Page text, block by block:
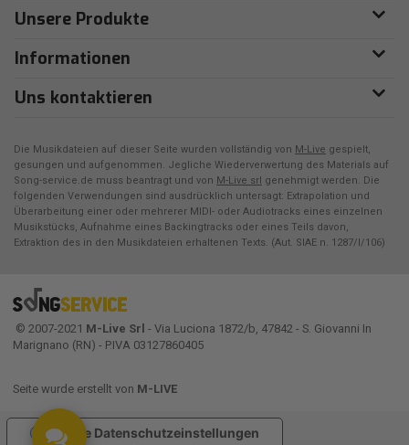
Unsere Produkte
Informationen
Uns kontaktieren
Die Musikdateien auf dieser Seite wurden vollständig von M-Live gespielt,
gesungen und aufgenommen. Jegliche Wiederverwertung des Materials auf
Song-service.de muss beantragt und von M-Live srl genehmigt werden. Die
folgenden Verwendungen sind ausdrücklich untersagt: Extrapolation und
Überarbeitung einer oder mehrerer MIDI- oder Audiotracks eines einzelnen
Musikstücks, Aufnahme eines Backingtracks oder eines Teils davon,
Extraktion des in den Musikdateien erhaltenen Texts. (Aut. SIAE n. 1287/I/106)
© 2007-2021 M-Live Srl - Via Luciona 1872/b, 47842 - S. Giovanni In
Marignano (RN) - P.IVA 03127860405
Seite wurde erstellt von M-LIVE
Ihre Datenschutzeinstellungen